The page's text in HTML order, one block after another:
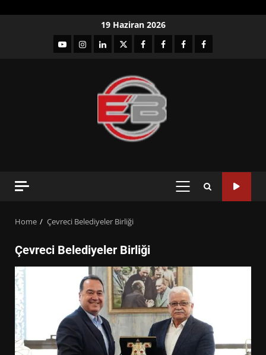
19 Haziran 2026
YouTubeInstagram
LinkedIntwitterfacebook-Facebook-
Facebook-Facebook-
PRIMARY
Home Çevreci Belediyeler Birliği
Çevreci Belediyeler Birliği